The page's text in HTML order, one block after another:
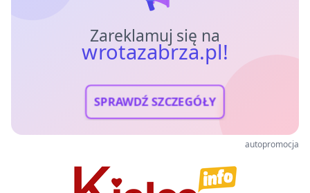
Zareklamuj się na
wrotazabrza.pl!
SPRAWDŹ SZCZEGÓŁY
autopromocja